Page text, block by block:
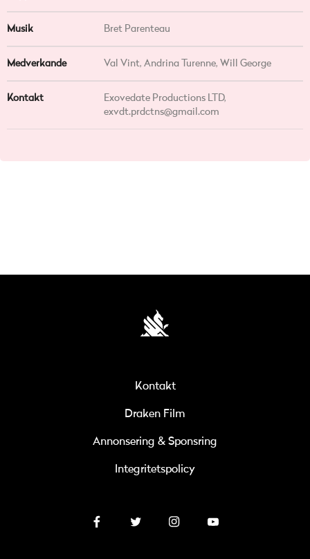
Musik Bret Parenteau
Medverkande Val Vint, Andrina Turenne, Will George
Kontakt
Exovedate Productions LTD,
exvdt.prdctns@gmail.com
Kontakt
Draken Film
Annonsering & Sponsring
Integritetspolicy